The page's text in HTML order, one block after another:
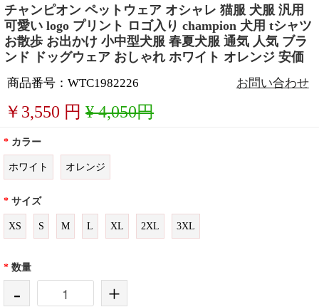
チャンピオン ペットウェア オシャレ 猫服 犬服 汎用
可愛い logo プリント ロゴ入り champion 犬用 tシャツ
お散歩 お出かけ 小中型犬服 春夏犬服 通気 人気 ブラ
ンド ドッグウェア おしゃれ ホワイト オレンジ 安価
商品番号：WTC1982226 お問い合わせ
￥ 3,550 円 ¥ 4,050円
* カラー
ホワイト オレンジ
* サイズ
XS S M L XL 2XL 3XL
* 数量
- +